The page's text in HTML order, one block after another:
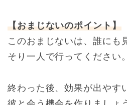
【おまじないのポイント】
このおまじないは、誰にも
そり一人で行ってください。
終わった後、効果が出やす